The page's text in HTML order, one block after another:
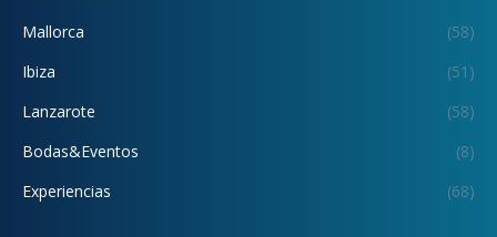
Mallorca
(58)
Ibiza
(51)
Lanzarote
(58)
Bodas&Eventos
(8)
Experiencias
(68)